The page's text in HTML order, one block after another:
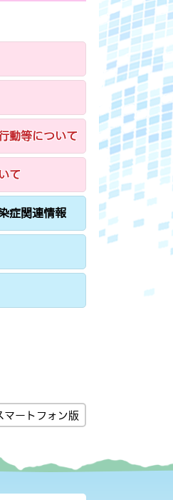
動等について
て
症関連情報
マートフォン版